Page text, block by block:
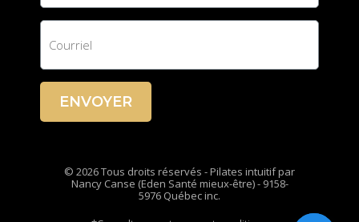
ENVOYER
© 2026 Tous droits réservés - Pilates intuitif par
Nancy Canse (Eden Santé mieux-être) - 9158-
5976 Québec inc.